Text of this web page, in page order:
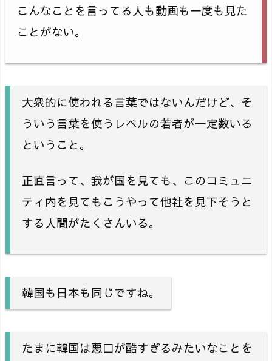
こんなことを言ってる人も動画も一度も見た
ことがない。
大衆的に使われる言葉ではないんだけど、そ
ういう言葉を使うレベルの若者が一定数いる
ということ。
正直言って、我が国を見ても、このコミュニ
ティ内を見てもこうやって他社を見下そうと
する人間がたくさんいる。
韓国も日本も同じですね。
たまに韓国は悪口が酷すぎるみたいなことを